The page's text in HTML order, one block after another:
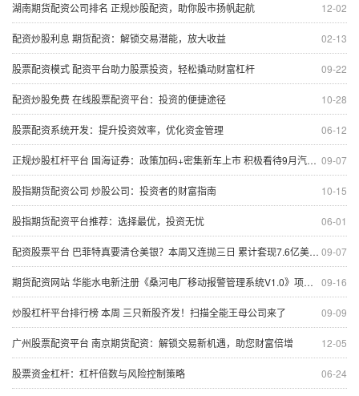
12-02
湖南期货配资公司排名 正规炒股配资，助你股市扬帆起航
02-13
配资炒股利息 期货配资：解锁交易潜能，放大收益
09-22
股票配资模式 配资平台助力股票投资，轻松撬动财富杠杆
10-28
配资炒股免费 在线股票配资平台：投资的便捷途径
06-12
股票配资系统开发：提升投资效率，优化资金管理
09-07
正规炒股杠杆平台 国海证券：政策加码+密集新车上市 积极看待9月汽车板块机会
10-15
股指期货配资公司 炒股公司：投资者的财富指南
06-01
股指期货配资平台推荐：选择最优，投资无忧
09-07
配资股票平台 巴菲特真要清仓美银？本周又连抛三日 累计套现7.6亿美元！
09-16
期货配资网站 华能水电新注册《桑河电厂移动报警管理系统V1.0》项目的软件著作权
09-09
炒股杠杆平台排行榜 本周 三只新股齐发！扫描全能王母公司来了
12-05
广州股票配资平台 南京期货配资：解锁交易新机遇，助您财富倍增
06-24
股票资金杠杆：杠杆倍数与风险控制策略